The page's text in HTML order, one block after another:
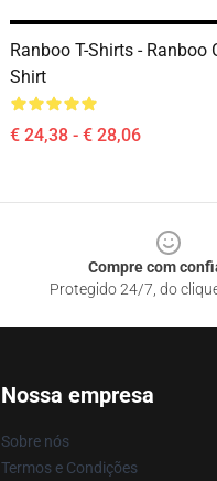
Ranboo T-Shirts - Ranboo
Shirt
€ 24,38 - € 28,06
Compre com
Protegido 24/7, do
Nossa empresa
Sobre nós
Termos e Condições